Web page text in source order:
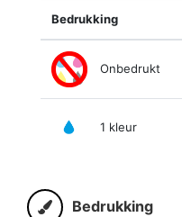
Bedrukking
Onbedrukt
1 kleur
Bedrukking